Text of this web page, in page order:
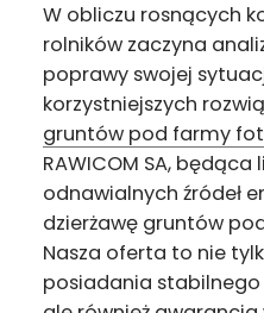
W obliczu rosnących
rolników zaczyna
poprawy swojej
korzystniejszych
gruntów pod farmy
RAWICOM SA,
odnawialnych źródeł
dzierżawę gruntów
Nasza oferta to nie
posiadania